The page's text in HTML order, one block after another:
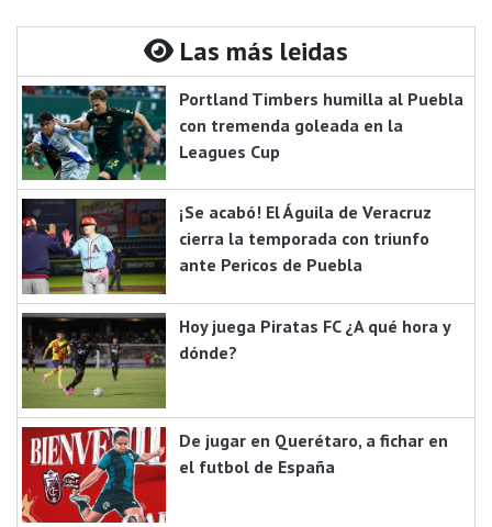
Las más leidas
Portland Timbers humilla al Puebla
con tremenda goleada en la
Leagues Cup
¡Se acabó! El Águila de Veracruz
cierra la temporada con triunfo
ante Pericos de Puebla
Hoy juega Piratas FC ¿A qué hora y
dónde?
De jugar en Querétaro, a fichar en
el futbol de España